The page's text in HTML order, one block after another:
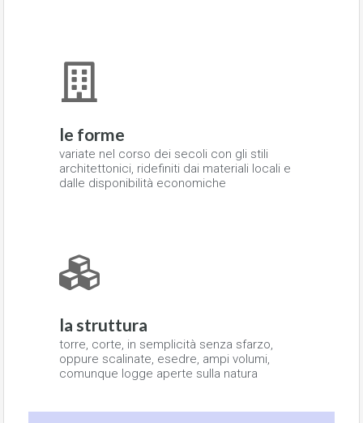
le forme
variate nel corso dei secoli con gli stili
architettonici, ridefiniti dai materiali locali e
dalle disponibilità economiche
la struttura
torre, corte, in semplicità senza sfarzo,
oppure scalinate, esedre, ampi volumi,
comunque logge aperte sulla natura